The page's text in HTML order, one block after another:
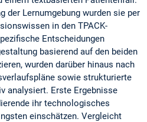
der Lernumgebung wurden sie per
in den TPACK-
Entscheidungen
basierend auf den beiden
wurden darüber hinaus nach
sowie strukturierte
analysiert. Erste Ergebnisse
ihr technologisches
einschätzen. Vergleicht